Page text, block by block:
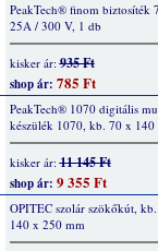
PeakTech® finom biztosíték
25A / 300 V, 1 db
kisker ár:935 Ft
shop ár: 785 Ft
PeakTech® 1070 digitális
készülék 1070, kb. 70 x
kisker ár:11 145 Ft
shop ár: 9 355 Ft
OPITEC szolár szökőkút,
140 x 250 mm